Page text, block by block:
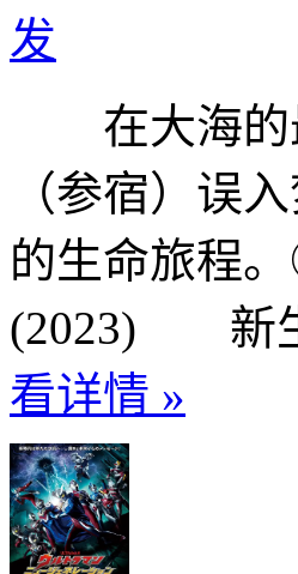
发
在大海的
（参宿）误
的生命旅程
(2023) 新生
看详情 »